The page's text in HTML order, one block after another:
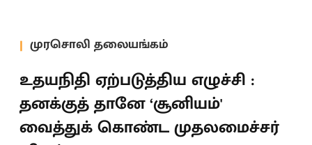
முரசொலி தலையங்கம்
உதயநிதி ஏற்படுத்திய எழுச்சி :
தனக்குத் தானே ‘சூனியம்'
வைத்துக் கொண்ட முதலமைச்சர்